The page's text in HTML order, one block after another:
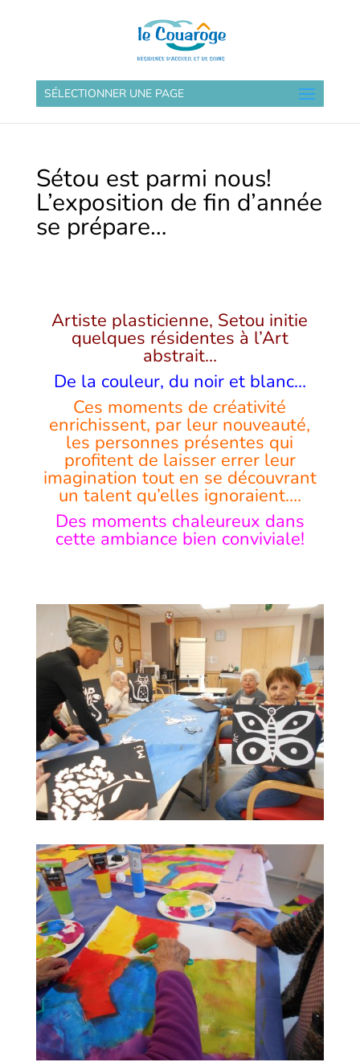
SÉLECTIONNER UNE PAGE
Sétou est parmi nous!
L’exposition de fin d’année
se prépare…
Artiste plasticienne, Setou initie
quelques résidentes à l’Art
abstrait…
De la couleur, du noir et blanc…
Ces moments de créativité
enrichissent, par leur nouveauté,
les personnes présentes qui
profitent de laisser errer leur
imagination tout en se découvrant
un talent qu’elles ignoraient….
Des moments chaleureux dans
cette ambiance bien conviviale!